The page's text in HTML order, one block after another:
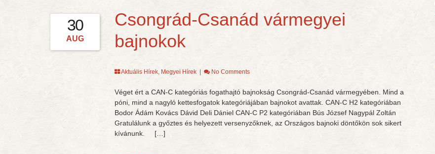
30
AUG
Csongrád-Csanád vármegyei
bajnokok
Aktuális Hírek, Megyei Hírek| No Comments
Véget ért a CAN-C kategóriás fogathajtó bajnokság Csongrád-Csanád vármegyében. Mind a
póni, mind a nagyló kettesfogatok kategóriájában bajnokot avattak. CAN-C H2 kategóriában
Bodor Ádám Kovács Dávid Deli Dániel CAN-C P2 kategóriában Bús József Nagypál Zoltán
Gratulálunk a győztes és helyezett versenyzőknek, az Országos bajnoki döntőkön sok sikert
kívánunk. […]